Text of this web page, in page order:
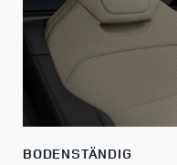
BODENSTÄNDIG